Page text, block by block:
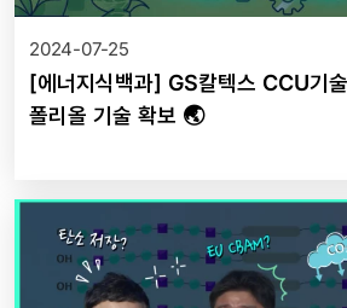
2024-07-25
[에너지식백과] GS칼텍스 CCU기
폴리올 기술 확보 🌏